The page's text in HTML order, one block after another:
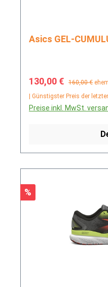
Asics GEL-
Verkaufspreis:
130,00 € Regulärer Preis:
160,00 €
| Günstigster Preis der
Preise inkl. MwSt.
Rabatt
%